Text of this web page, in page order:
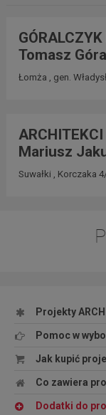
Tomasz
Łomża , gen.
Mariusz
Suwałki , Korczaka
Projekty
Pomoc w
Jak kupić
Co zawiera
Dodatki do